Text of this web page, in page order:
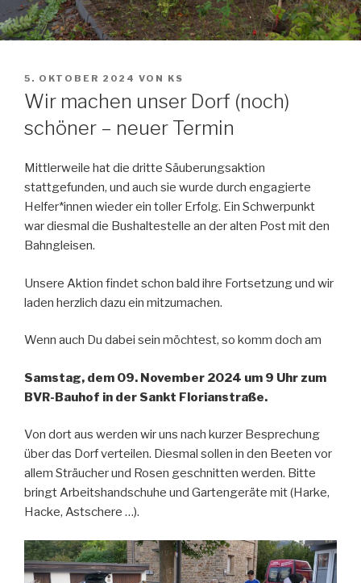
VERÖFFENTLICHT
AM
5. OKTOBER 2024 VON KS
Wir machen unser Dorf (noch)
schöner – neuer Termin
Mittlerweile hat die dritte Säuberungsaktion
stattgefunden, und auch sie wurde durch engagierte
Helfer*innen wieder ein toller Erfolg. Ein Schwerpunkt
war diesmal die Bushaltestelle an der alten Post mit den
Bahngleisen.
Unsere Aktion findet schon bald ihre Fortsetzung und wir
laden herzlich dazu ein mitzumachen.
Wenn auch Du dabei sein möchtest, so komm doch am
Samstag, dem 09. November 2024 um 9 Uhr zum
BVR-Bauhof in der Sankt Florianstraße.
Von dort aus werden wir uns nach kurzer Besprechung
über das Dorf verteilen. Diesmal sollen in den Beeten vor
allem Sträucher und Rosen geschnitten werden. Bitte
bringt Arbeitshandschuhe und Gartengeräte mit (Harke,
Hacke, Astschere …).